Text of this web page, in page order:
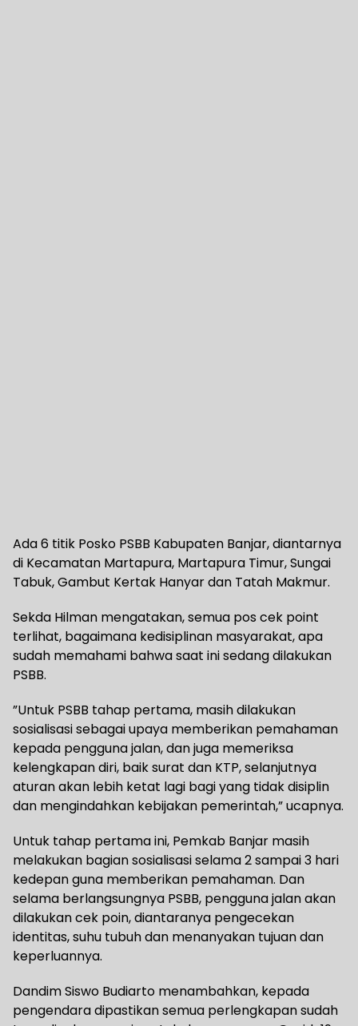
Ada 6 titik Posko PSBB Kabupaten Banjar, diantarnya
di Kecamatan Martapura, Martapura Timur, Sungai
Tabuk, Gambut Kertak Hanyar dan Tatah Makmur.
Sekda Hilman mengatakan, semua pos cek point
terlihat, bagaimana kedisiplinan masyarakat, apa
sudah memahami bahwa saat ini sedang dilakukan
PSBB.
”Untuk PSBB tahap pertama, masih dilakukan
sosialisasi sebagai upaya memberikan pemahaman
kepada pengguna jalan, dan juga memeriksa
kelengkapan diri, baik surat dan KTP, selanjutnya
aturan akan lebih ketat lagi bagi yang tidak disiplin
dan mengindahkan kebijakan pemerintah,” ucapnya.
Untuk tahap pertama ini, Pemkab Banjar masih
melakukan bagian sosialisasi selama 2 sampai 3 hari
kedepan guna memberikan pemahaman. Dan
selama berlangsungnya PSBB, pengguna jalan akan
dilakukan cek poin, diantaranya pengecekan
identitas, suhu tubuh dan menanyakan tujuan dan
keperluannya.
Dandim Siswo Budiarto menambahkan, kepada
pengendara dipastikan semua perlengkapan sudah